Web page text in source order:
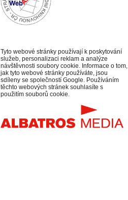
Tyto webové stránky používají k poskytování
služeb, personalizaci reklam a analýze
návštěvnosti soubory cookie. Informace o tom,
jak tyto webové stránky používáte, jsou
sdíleny se společností Google. Používáním
těchto webových stránek souhlasíte s
použitím souborů cookie.